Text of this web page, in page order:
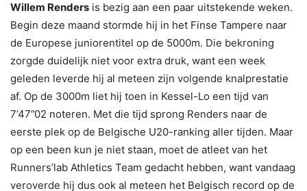
Willem Renders is bezig aan een paar uitstekende weken.
Begin deze maand stormde hij in het Finse Tampere naar
de Europese juniorentitel op de 5000m. Die bekroning
zorgde duidelijk niet voor extra druk, want een week
geleden leverde hij al meteen zijn volgende knalprestatie
af. Op de 3000m liet hij toen in Kessel-Lo een tijd van
7’47”02 noteren. Met die tijd sprong Renders naar de
eerste plek op de Belgische U20-ranking aller tijden. Maar
op een been kun je niet staan, moet de atleet van het
Runners’lab Athletics Team gedacht hebben, want vandaag
veroverde hij dus ook al meteen het Belgisch record op de